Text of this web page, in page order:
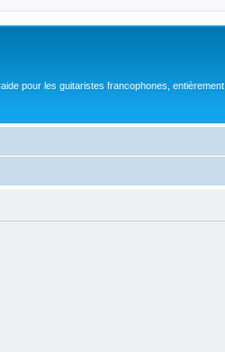
pour les guitaristes francophones, entièrement